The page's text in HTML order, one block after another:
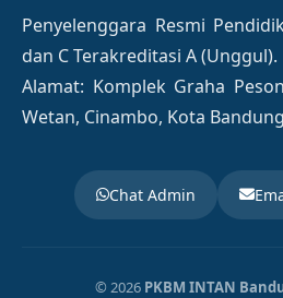
Penyelenggara Resmi
dan C Terakreditasi A (Unggul).
Alamat: Komplek Graha
Wetan, Cinambo, Kota
Chat Admin
© 2026 PKBM INTAN